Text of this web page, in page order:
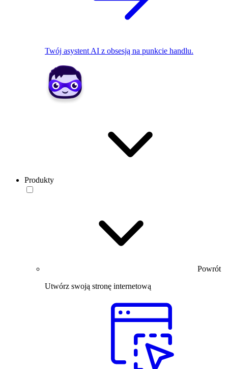
Twój asystent AI z obsesją na punkcie handlu.
Produkty
Powrót
Utwórz swoją stronę internetową